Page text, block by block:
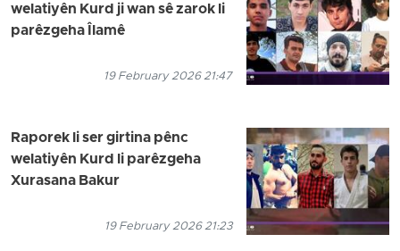
welatiyên Kurd ji wan sê zarok li
parêzgeha Îlamê
19 February 2026 21:47
Raporek li ser girtina pênc
welatiyên Kurd li parêzgeha
Xurasana Bakur
19 February 2026 21:23